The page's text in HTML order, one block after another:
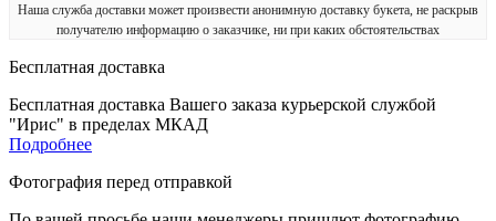
Наша служба доставки может произвести анонимную доставку букета, не раскрыв
получателю информацию о заказчике, ни при каких обстоятельствах
Бесплатная доставка
Бесплатная доставка Вашего заказа курьерской службой
"Ирис" в пределах МКАД
Подробнее
Фотография перед отправкой